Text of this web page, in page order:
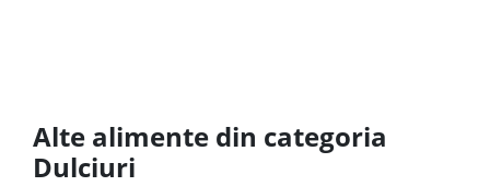
Alte alimente din categoria
Dulciuri